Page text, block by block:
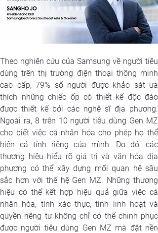
Theo nghiên cứu của Samsung về người tiêu
dùng trên thị trường điện thoại thông minh
cao cấp, 79% số người được khảo sát ưa
thích những chiếc ốp có thiết kế độc đáo
được thiết kế bởi các nghệ sĩ địa phương.
Ngoài ra, 8 trên 10 người tiêu dùng Gen MZ
cho biết việc cá nhân hóa cho phép họ thể
hiện cá tính riêng của mình. Do đó, các
thương hiệu hiểu rõ giá trị và văn hóa địa
phương có thể xây dựng mối quan hệ sâu
sắc hơn với thế hệ Gen MZ. Những thương
hiệu có thể kết hợp hiệu quả giữa việc cá
nhân hóa, tính xác thực, tính linh hoạt và
quyền riêng tư không chỉ có thể chinh phục
được người tiêu dùng Gen MZ mà đặt nền